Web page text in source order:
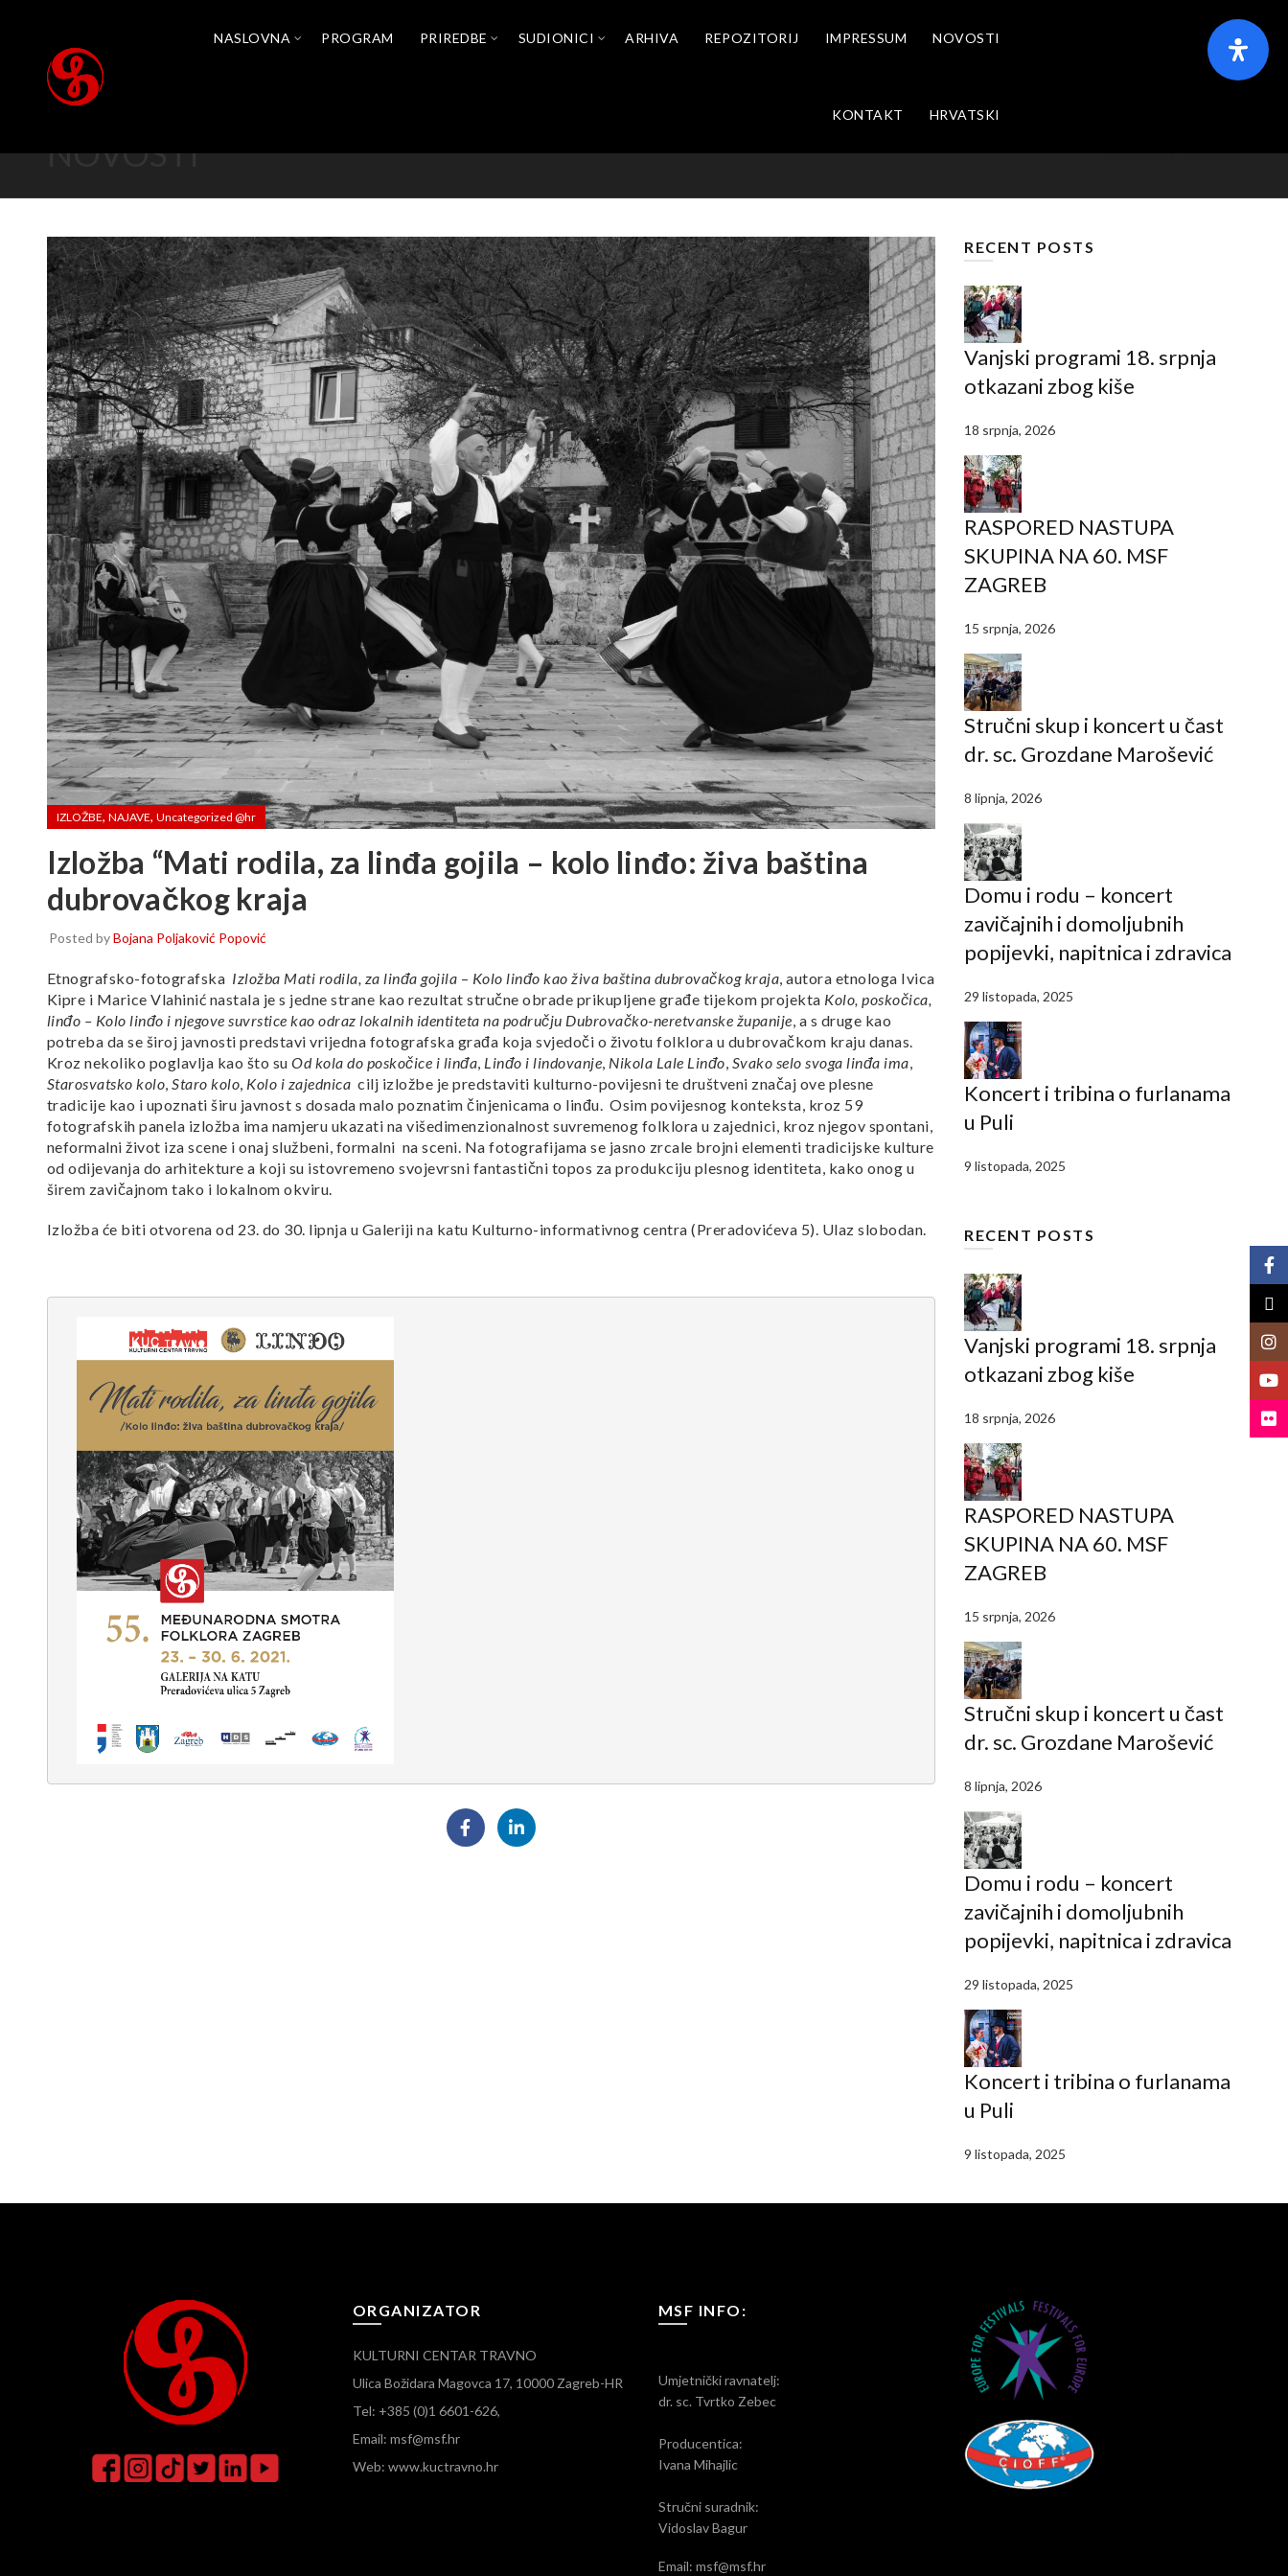
NASLOVNA PROGRAM PRIREDBE SUDIONICI ARHIVA REPOZITORIJ IMPRESSUM NOVOSTI
KONTAKT HRVATSKI
NOVOSTI Home IZLOŽBE
IZLOŽBE, NAJAVE, Uncategorized @hr
Izložba “Mati rodila, za linđa gojila – kolo linđo: živa baština
dubrovačkog kraja
Posted byBojana Poljaković Popović
Etnografsko-fotografska Izložba Mati rodila, za linđa gojila – Kolo linđo kao živa baština dubrovačkog kraja, autora etnologa Ivica
Kipre i Marice Vlahinić nastala je s jedne strane kao rezultat stručne obrade prikupljene građe tijekom projekta Kolo, poskočica,
linđo – Kolo linđo i njegove suvrstice kao odraz lokalnih identiteta na području Dubrovačko-neretvanske županije, a s druge kao
potreba da se široj javnosti predstavi vrijedna fotografska građa koja svjedoči o životu folklora u dubrovačkom kraju danas.
Kroz nekoliko poglavlja kao što suOd kola do poskočice i linđa, Linđo i lindovanje, Nikola Lale Linđo, Svako selo svoga linđa ima,
Starosvatsko kolo,Staro kolo, Kolo i zajednica cilj izložbe je predstaviti kulturno-povijesni te društveni značaj ove plesne
tradicije kao i upoznati širu javnost s dosada malo poznatim činjenicama o linđu. Osim povijesnog konteksta, kroz 59
fotografskih panela izložba ima namjeru ukazati na višedimenzionalnost suvremenog folklora u zajednici, kroz njegov spontani,
neformalni život iza scene i onaj službeni, formalni na sceni. Na fotografijama se jasno zrcale brojni elementi tradicijske kulture
od odijevanja do arhitekture a koji su istovremeno svojevrsni fantastični topos za produkciju plesnog identiteta, kako onog u
širem zavičajnom tako i lokalnom okviru.
Izložba će biti otvorena od 23. do 30. lipnja u Galeriji na katu Kulturno-informativnog centra (Preradovićeva 5). Ulaz slobodan.
RECENT POSTS
Vanjski programi 18. srpnja
otkazani zbog kiše
18 srpnja, 2026
RASPORED NASTUPA
SKUPINA NA 60. MSF
ZAGREB
15 srpnja, 2026
Stručni skup i koncert u čast
dr. sc. Grozdane Marošević
8 lipnja, 2026
Domu i rodu – koncert
zavičajnih i domoljubnih
popijevki, napitnica i zdravica
29 listopada, 2025
Koncert i tribina o furlanama
u Puli
9 listopada, 2025
RECENT POSTS
Vanjski programi 18. srpnja
otkazani zbog kiše
18 srpnja, 2026
RASPORED NASTUPA
SKUPINA NA 60. MSF
ZAGREB
15 srpnja, 2026
Stručni skup i koncert u čast
dr. sc. Grozdane Marošević
8 lipnja, 2026
Domu i rodu – koncert
zavičajnih i domoljubnih
popijevki, napitnica i zdravica
29 listopada, 2025
Koncert i tribina o furlanama
u Puli
9 listopada, 2025
ORGANIZATOR
KULTURNI CENTAR TRAVNO
Ulica Božidara Magovca 17, 10000 Zagreb-HR
Tel: +385 (0)1 6601-626,
Email: msf@msf.hr
Web: www.kuctravno.hr
MSF INFO:
Umjetnički ravnatelj:
dr. sc. Tvrtko Zebec
Producentica:
Ivana Mihajlic
Stručni suradnik:
Vidoslav Bagur
Email: msf@msf.hr
Flickr